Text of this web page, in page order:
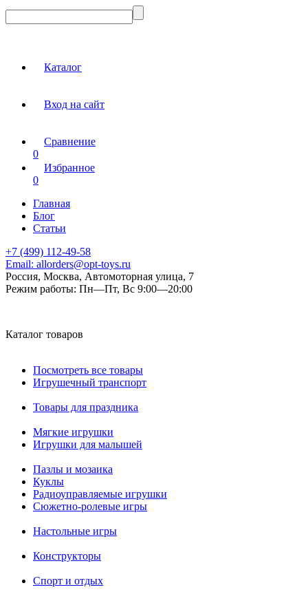
Каталог
Вход на сайт
Сравнение
0
Избранное
0
Главная
Блог
Статьи
+7 (499) 112-49-58
Email: allorders@opt-toys.ru
Россия, Москва, Автомоторная улица, 7
Режим работы: Пн—Пт, Вс 9:00—20:00
Каталог товаров
Посмотреть все товары
Игрушечный транспорт
Товары для праздника
Мягкие игрушки
Игрушки для малышей
Пазлы и мозаика
Куклы
Радиоуправляемые игрушки
Сюжетно-ролевые игры
Настольные игры
Конструкторы
Спорт и отдых